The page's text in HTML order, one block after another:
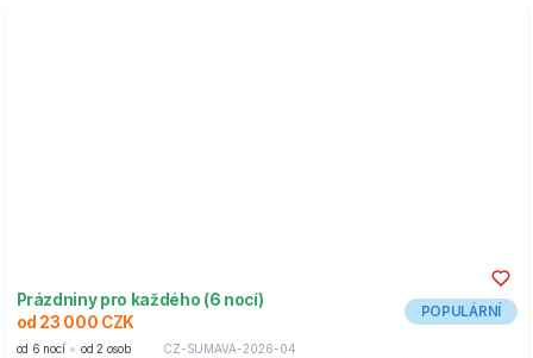
Prázdniny pro každého (6 nocí)
od 23 000 CZK
POPULÁRNÍ
od 6 nocí od 2 osob CZ-SUMAVA-2026-04